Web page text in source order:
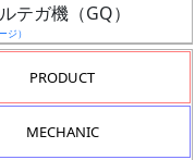
テガ機（GQ）
ジ）
PRODUCT
MECHANIC